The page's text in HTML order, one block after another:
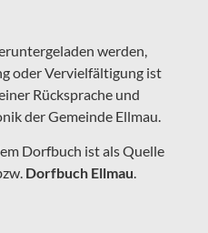
werden,
oder Vervielfältigung ist
Rücksprache und
der Gemeinde Ellmau.
Dorfbuch ist als Quelle
Dorfbuch Ellmau.